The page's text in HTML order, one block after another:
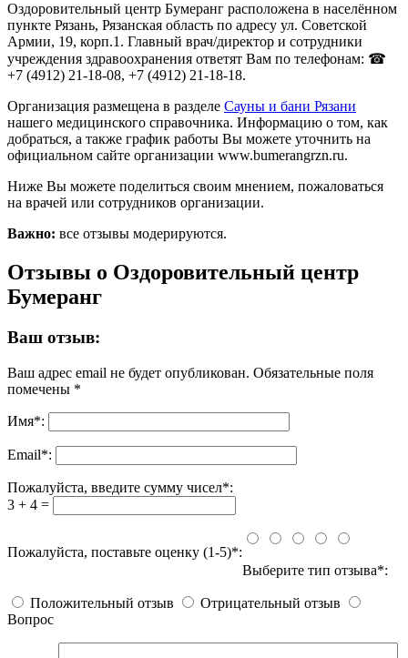
Оздоровительный центр Бумеранг расположена в населённом
пункте Рязань, Рязанская область по адресу ул. Советской
Армии, 19, корп.1. Главный врач/директор и сотрудники
учреждения здравоохранения ответят Вам по телефонам: ☎
+7 (4912) 21-18-08, +7 (4912) 21-18-18.
Организация размещена в разделе Сауны и бани Рязани
нашего медицинского справочника. Информацию о том, как
добраться, а также график работы Вы можете уточнить на
официальном сайте организации www.bumerangrzn.ru.
Ниже Вы можете поделиться своим мнением, пожаловаться
на врачей или сотрудников организации.
Важно: все отзывы модерируются.
Отзывы о Оздоровительный центр
Бумеранг
Ваш отзыв:
Ваш адрес email не будет опубликован. Обязательные поля
помечены *
Имя*:
Email*:
Пожалуйста, введите сумму чисел*:
3 + 4 =
Пожалуйста, поставьте оценку (1-5)*:
Выберите тип отзыва*:
Положительный отзыв
Отрицательный отзыв
Вопрос